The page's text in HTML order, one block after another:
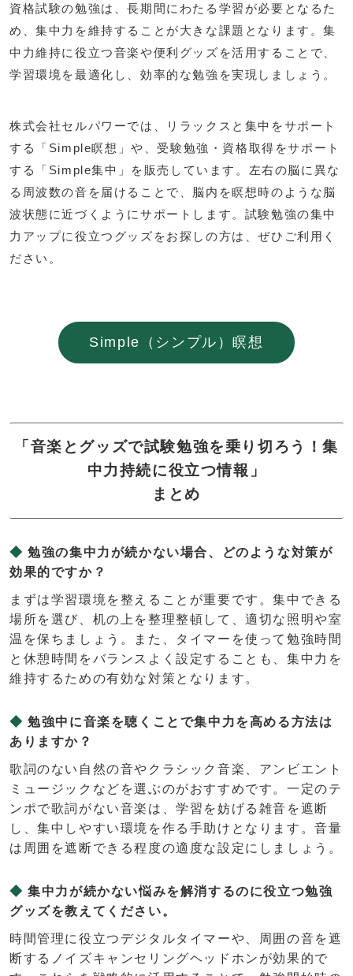
資格試験の勉強は、長期間にわたる学習が必要となるた
め、集中力を維持することが大きな課題となります。集
中力維持に役立つ音楽や便利グッズを活用することで、
学習環境を最適化し、効率的な勉強を実現しましょう。
株式会社セルパワーでは、リラックスと集中をサポート
する「Simple瞑想」や、受験勉強・資格取得をサポート
する「Simple集中」を販売しています。左右の脳に異な
る周波数の音を届けることで、脳内を瞑想時のような脳
波状態に近づくようにサポートします。試験勉強の集中
力アップに役立つグッズをお探しの方は、ぜひご利用く
ださい。
Simple（シンプル）瞑想
「音楽とグッズで試験勉強を乗り切ろう！集
中力持続に役立つ情報」
まとめ
勉強の集中力が続かない場合、どのような対策が
効果的ですか？
まずは学習環境を整えることが重要です。集中できる
場所を選び、机の上を整理整頓して、適切な照明や室
温を保ちましょう。また、タイマーを使って勉強時間
と休憩時間をバランスよく設定することも、集中力を
維持するための有効な対策となります。
勉強中に音楽を聴くことで集中力を高める方法は
ありますか？
歌詞のない自然の音やクラシック音楽、アンビエント
ミュージックなどを選ぶのがおすすめです。一定のテ
ンポで歌詞がない音楽は、学習を妨げる雑音を遮断
し、集中しやすい環境を作る手助けとなります。音量
は周囲を遮断できる程度の適度な設定にしましょう。
集中力が続かない悩みを解消するのに役立つ勉強
グッズを教えてください。
時間管理に役立つデジタルタイマーや、周囲の音を遮
断するノイズキャンセリングヘッドホンが効果的で